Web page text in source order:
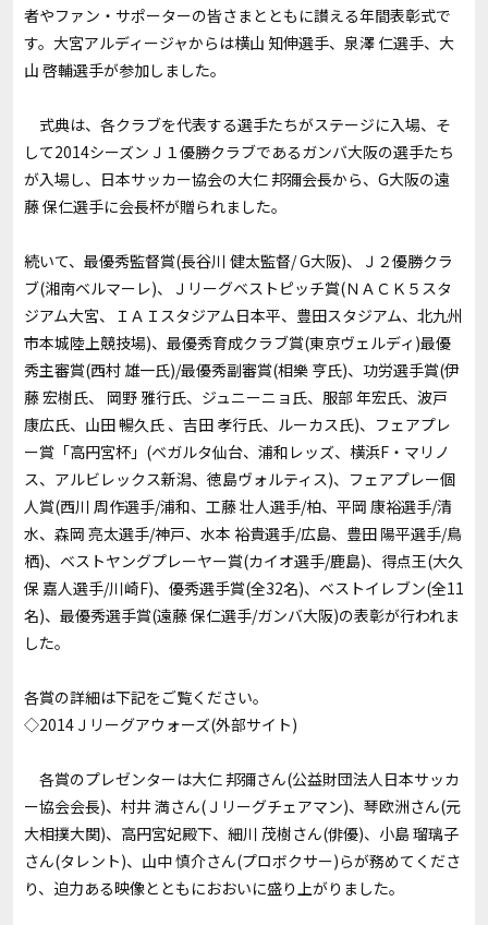
者やファン・サポーターの皆さまとともに讃える年間表彰式で
す。大宮アルディージャからは横山 知伸選手、泉澤 仁選手、大
山 啓輔選手が参加しました。
式典は、各クラブを代表する選手たちがステージに入場、そ
して2014シーズンＪ１優勝クラブであるガンバ大阪の選手たち
が入場し、日本サッカー協会の大仁 邦彌会長から、G大阪の遠
藤 保仁選手に会長杯が贈られました。
続いて、最優秀監督賞(長谷川 健太監督/ G大阪)、Ｊ２優勝クラ
ブ(湘南ベルマーレ)、Ｊリーグベストピッチ賞(ＮＡＣＫ５スタ
ジアム大宮、ＩＡＩスタジアム日本平、豊田スタジアム、北九州
市本城陸上競技場)、最優秀育成クラブ賞(東京ヴェルディ)最優
秀主審賞(西村 雄一氏)/最優秀副審賞(相樂 亨氏)、功労選手賞(伊
藤 宏樹氏、 岡野 雅行氏、ジュニーニョ氏、服部 年宏氏、波戸
康広氏、山田 暢久氏 、吉田 孝行氏、ルーカス氏)、フェアプレ
ー賞「高円宮杯」(ベガルタ仙台、浦和レッズ、横浜F・マリノ
ス、アルビレックス新潟、徳島ヴォルティス)、フェアプレー個
人賞(西川 周作選手/浦和、工藤 壮人選手/柏、平岡 康裕選手/清
水、森岡 亮太選手/神戸、水本 裕貴選手/広島、豊田 陽平選手/鳥
栖)、ベストヤングプレーヤー賞(カイオ選手/鹿島)、得点王(大久
保 嘉人選手/川崎F)、優秀選手賞(全32名)、ベストイレブン(全11
名)、最優秀選手賞(遠藤 保仁選手/ガンバ大阪)の表彰が行われま
した。
各賞の詳細は下記をご覧ください。
◇2014Ｊリーグアウォーズ(外部サイト)
各賞のプレゼンターは大仁 邦彌さん(公益財団法人日本サッカ
ー協会会長)、村井 満さん(Ｊリーグチェアマン)、琴欧洲さん(元
大相撲大関)、高円宮妃殿下、細川 茂樹さん(俳優)、小島 瑠璃子
さん(タレント)、山中 慎介さん(プロボクサー)らが務めてくださ
り、迫力ある映像とともにおおいに盛り上がりました。